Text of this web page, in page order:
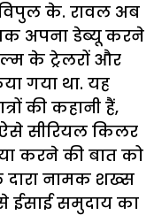
के. रावल अब
अपना डेब्यू करने
के ट्रेलरों और
गया था. यह
की कहानी हैं,
सीरियल किलर
करने की बात को
दारा नामक शख्स
ईसाई समुदाय का